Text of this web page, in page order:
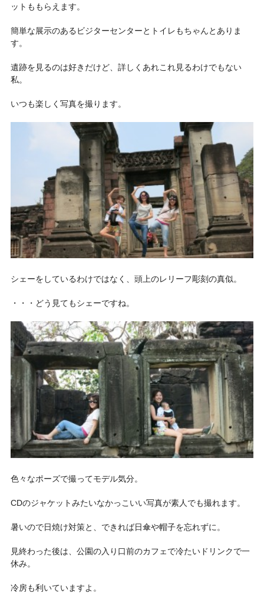
ットももらえます。
簡単な展示のあるビジターセンターとトイレもちゃんとありま
す。
遺跡を見るのは好きだけど、詳しくあれこれ見るわけでもない
私。
いつも楽しく写真を撮ります。
シェーをしているわけではなく、頭上のレリーフ彫刻の真似。
・・・どう見てもシェーですね。
色々なポーズで撮ってモデル気分。
CDのジャケットみたいなかっこいい写真が素人でも撮れます。
暑いので日焼け対策と、できれば日傘や帽子を忘れずに。
見終わった後は、公園の入り口前のカフェで冷たいドリンクで一
休み。
冷房も利いていますよ。